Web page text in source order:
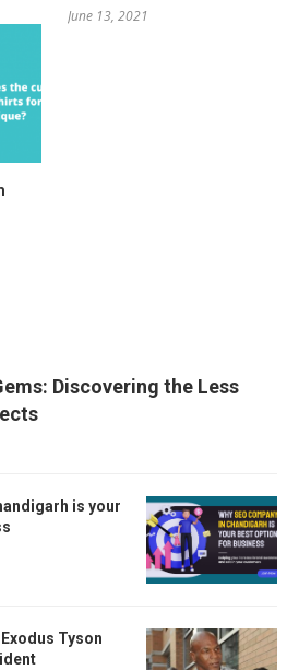
June 13, 2021
Discovering the Less
is your
Tyson